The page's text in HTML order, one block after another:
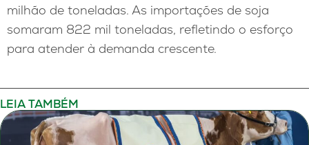
milhão de toneladas. As importações de soja
somaram 822 mil toneladas, refletindo o esforço
para atender à demanda crescente.
LEIA TAMBÉM